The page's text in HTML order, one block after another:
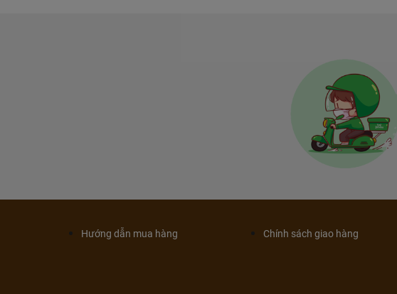
Hướng dẫn mua hàng Chính sách giao hàng